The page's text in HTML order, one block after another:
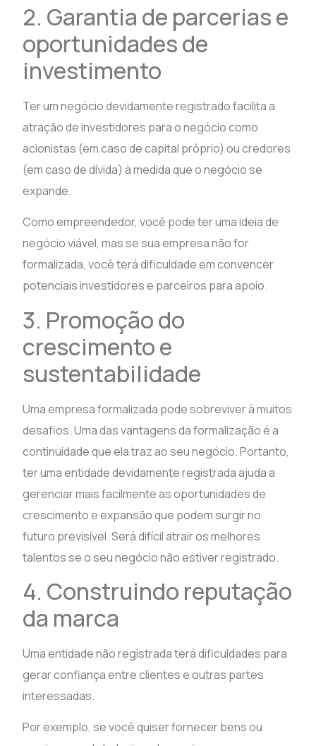
2. Garantia de parcerias e
oportunidades de
investimento
Ter um negócio devidamente registrado facilita a
atração de investidores para o negócio como
acionistas (em caso de capital próprio) ou credores
(em caso de dívida) à medida que o negócio se
expande.
Como empreendedor, você pode ter uma ideia de
negócio viável, mas se sua empresa não for
formalizada, você terá dificuldade em convencer
potenciais investidores e parceiros para apoio.
3. Promoção do
crescimento e
sustentabilidade
Uma empresa formalizada pode sobreviver à muitos
desafios. Uma das vantagens da formalização é a
continuidade que ela traz ao seu negócio. Portanto,
ter uma entidade devidamente registrada ajuda a
gerenciar mais facilmente as oportunidades de
crescimento e expansão que podem surgir no
futuro previsível. Será difícil atrair os melhores
talentos se o seu negócio não estiver registrado.
4. Construindo reputação
da marca
Uma entidade não registrada terá dificuldades para
gerar confiança entre clientes e outras partes
interessadas.
Por exemplo, se você quiser fornecer bens ou